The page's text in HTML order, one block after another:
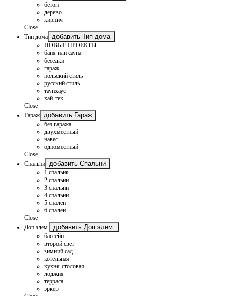
бетон
дерево
кирпич
Close
Тип дома
добавить Тип дома
НОВЫЕ ПРОЕКТЫ
баня или сауна
беседки
гараж
польский стиль
русский стиль
таунхаус
хай-тек
Close
Гараж
добавить Гараж
без гаража
двухместный
навес
одноместный
Close
Спальни
добавить Спальни
1 спальня
2 спальни
3 спальни
4 спальни
5 спален
6 спален
Close
Доп.элем.
добавить Доп.элем.
бассейн
второй свет
зимний сад
котельная
кухня-столовая
лоджия
терраса
эркер